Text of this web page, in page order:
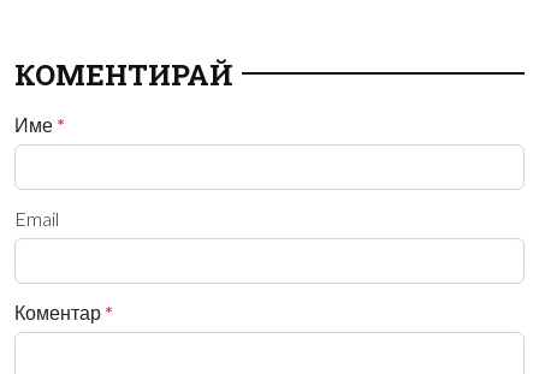
КОМЕНТИРАЙ
Име *
Email
Коментар *